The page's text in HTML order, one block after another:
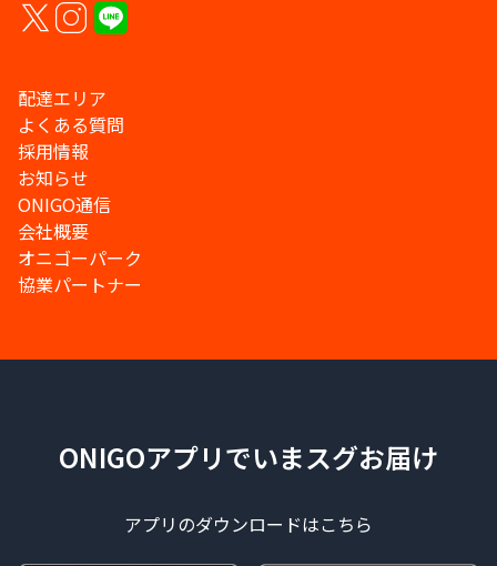
配達エリア
よくある質問
採用情報
お知らせ
ONIGO通信
会社概要
オニゴーパーク
協業パートナー
ONIGOアプリでいまスグお届け
アプリのダウンロードはこちら